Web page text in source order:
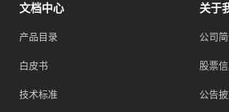
文档中心
产品目录
白皮书
技术标准
关于
公司
股票
公告